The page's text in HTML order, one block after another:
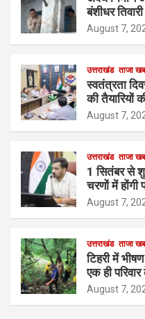
बंशीधर तिवारी
August 7,
उत्तराखंड ताजा
स्वतंत्रता
की तैयारियों
August 7,
उत्तराखंड ताजा
1 सितंबर से
चरणों में होंगी
August 7,
उत्तराखंड ताजा
टिहरी में
एक ही
August 7,